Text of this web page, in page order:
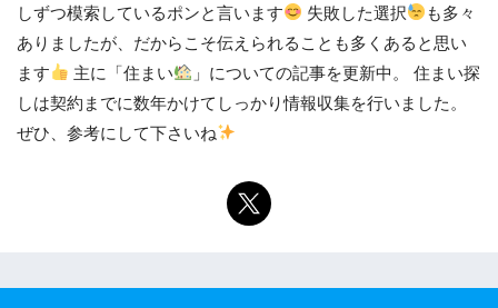
しずつ模索しているポンと言います
失敗した選択
も多々
ありましたが、だからこそ伝えられることも多くあると思い
ます
主に「住まい
」についての記事を更新中。 住まい探
しは契約までに数年かけてしっかり情報収集を行いました。
ぜひ、参考にして下さいね